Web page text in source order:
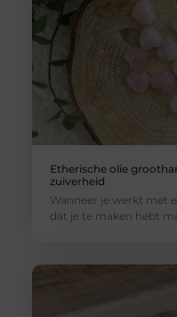
Etherische olie
zuiverheid
Wanneer je werkt met
dat je te maken hebt